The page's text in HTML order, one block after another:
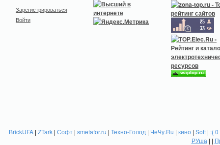
Зарегистрироваться
Войти
BrickUFA| ZTark| Софт| smetafor.ru | Техно-Голод | ЧеЧу.Ru | кино| Soft| :(
РУша | |